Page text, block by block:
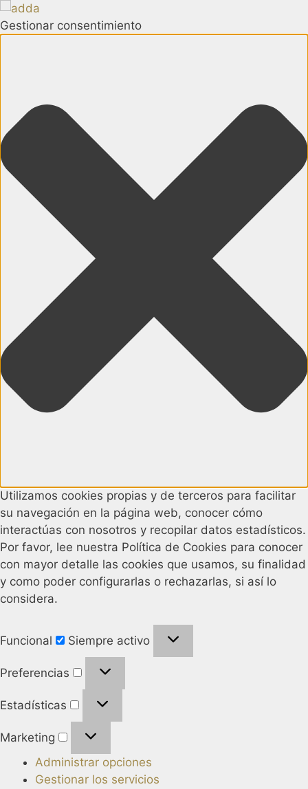
Gestionar consentimiento
Utilizamos cookies propias y de terceros para facilitar
su navegación en la página web, conocer cómo
interactúas con nosotros y recopilar datos estadísticos.
Por favor, lee nuestra Política de Cookies para conocer
con mayor detalle las cookies que usamos, su finalidad
y como poder configurarlas o rechazarlas, si así lo
considera.
Funcional Siempre activo
Preferencias
Estadísticas
Marketing
Administrar opciones
Gestionar los servicios